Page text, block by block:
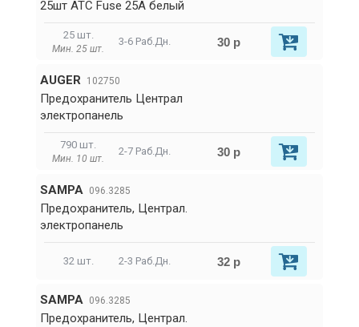
25шт ATC Fuse 25A белый
25 шт.
Мин. 25 шт.
3-6 Раб.Дн. 30 р
AUGER 102750
Предохранитель Централ
электропанель
790 шт.
Мин. 10 шт.
2-7 Раб.Дн. 30 р
SAMPA 096.3285
Предохранитель, Централ.
электропанель
32 шт. 2-3 Раб.Дн. 32 р
SAMPA 096.3285
Предохранитель, Централ.